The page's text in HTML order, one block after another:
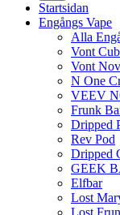
Startsidan
Engångs Vape
Alla
Vont
Vont
N One
VEEV
Frunk
Dripped
Rev Pod
Dripped
GEEK
Elfbar
Lost